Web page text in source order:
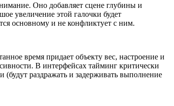
Оно добавляет сцене глубины и
увеличение этой галочки будет
основному и не конфликтует с ним.
время придает объекту вес, настроение и
В интерфейсах тайминг критически
раздражать и задерживать выполнение